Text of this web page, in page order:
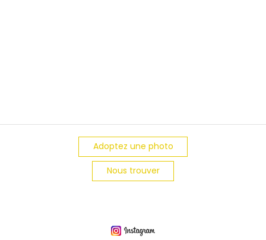
Adoptez une photo
Nous trouver